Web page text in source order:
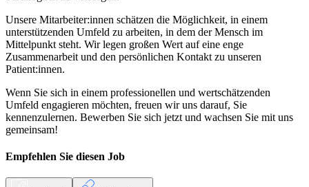
Unsere Mitarbeiter:innen schätzen die Möglichkeit, in einem
unterstützenden Umfeld zu arbeiten, in dem der Mensch im
Mittelpunkt steht. Wir legen großen Wert auf eine enge
Zusammenarbeit und den persönlichen Kontakt zu unseren
Patient:innen.
Wenn Sie sich in einem professionellen und wertschätzenden
Umfeld engagieren möchten, freuen wir uns darauf, Sie
kennenzulernen. Bewerben Sie sich jetzt und wachsen Sie mit uns
gemeinsam!
Empfehlen Sie diesen Job